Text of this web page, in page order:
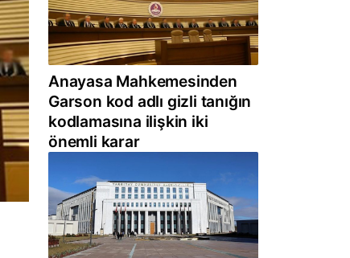
Anayasa Mahkemesinden
Garson kod adlı gizli tanığın
kodlamasına ilişkin iki
önemli karar